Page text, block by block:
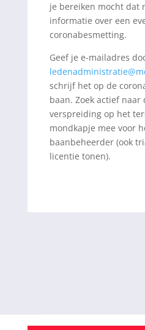
je bereiken mocht dat
informatie over een
coronabesmetting.
Geef je e-mailadres
schrijf het op de
baan. Zoek actief
verspreiding op het
mondkapje mee voor
baanbeheerder (ook
licentie tonen).